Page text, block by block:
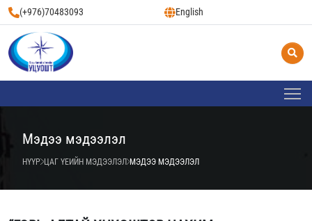
(+976)70483093 English
Мэдээ мэдээлэл
НҮҮР ЦАГ ҮЕИЙН МЭДЭЭЛЭЛ МЭДЭЭ МЭДЭЭЛЭЛ